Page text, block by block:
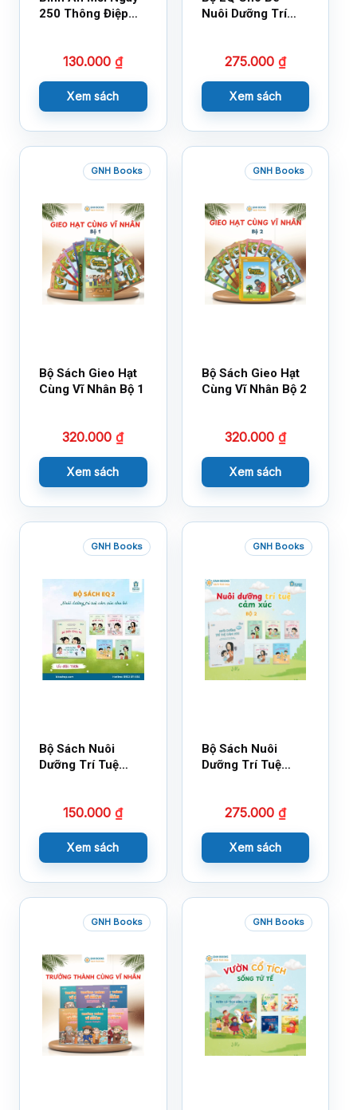
250 Thông Điệp
130.000₫
Xem sách
Nuôi Dưỡng Trí
275.000 ₫
Xem sách
GNH Books
Bộ Sách Gieo Hạt
Cùng Vĩ Nhân Bộ 1
320.000₫
Xem sách
GNH Books
Bộ Sách Gieo Hạt
Cùng Vĩ Nhân Bộ 2
320.000 ₫
Xem sách
GNH Books
Bộ Sách Nuôi
Dưỡng Trí Tuệ
150.000₫
Xem sách
GNH Books
Bộ Sách Nuôi
Dưỡng Trí Tuệ
275.000 ₫
Xem sách
GNH Books GNH Books